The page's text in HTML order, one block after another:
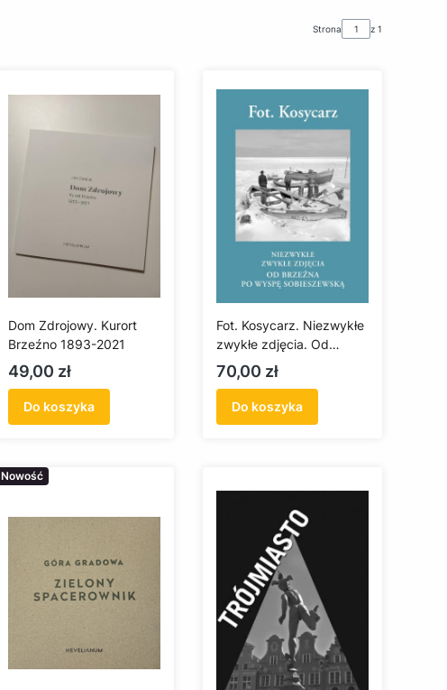
Strona z 1
Dom Zdrojowy. Kurort
Brzeźno 1893-2021
Cena
49,00 zł
Do koszyka
Fot. Kosycarz. Niezwykłe
zwykłe zdjęcia. Od
Brzeźna po Wyspę
Sobieszewską
Cena
70,00 zł
Do koszyka
Nowość